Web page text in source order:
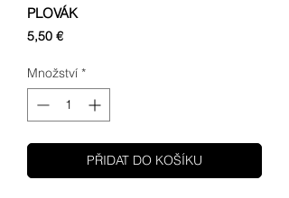
PLOVÁK
5,50 €Cena
Množství *
PŘIDAT DO KOŠÍKU